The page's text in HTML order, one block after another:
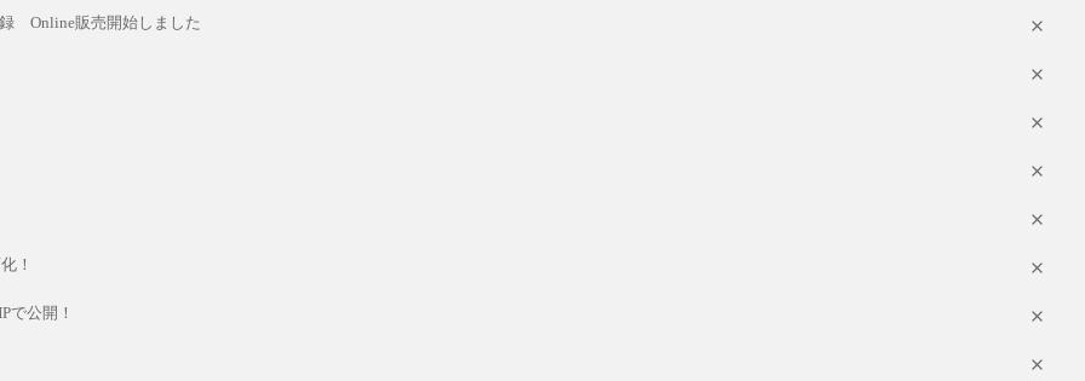
Online販売開始しました
！
で公開！